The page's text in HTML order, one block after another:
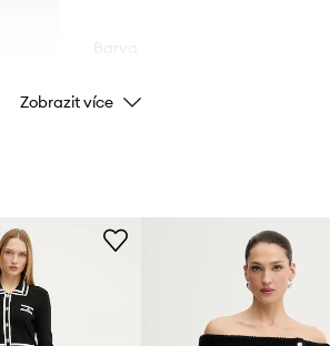
Značka
ID produktu
Zobrazit více